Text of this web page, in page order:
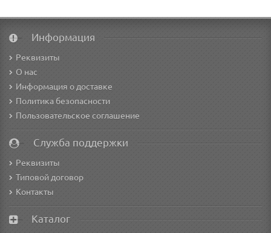
Информация
Реквизиты
О нас
Информация о доставке
Политика безопасности
Пользовательское соглашение
Служба поддержки
Реквизиты
Типовой договор
Контакты
Каталог